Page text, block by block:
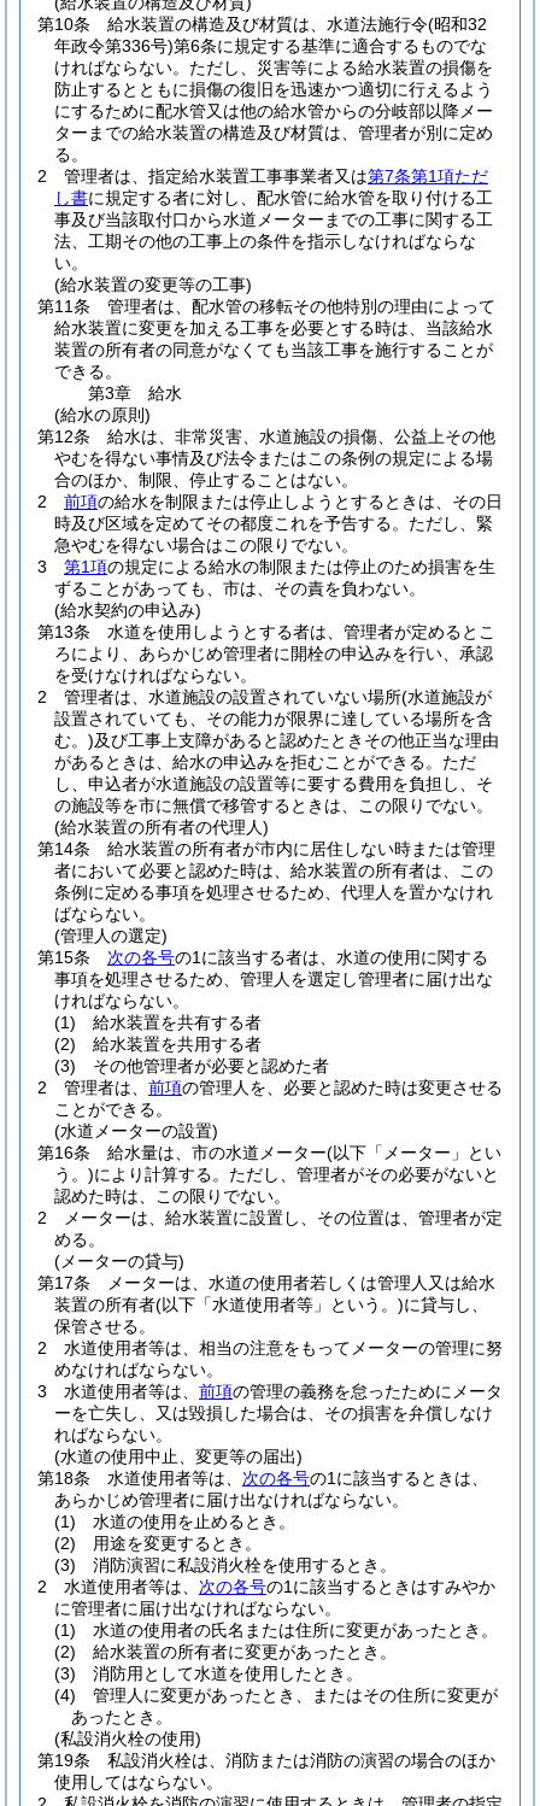
第10条
給水装置の構造及び材質は、水道法施行令(昭和32
年政令第336号)第6条に規定する基準に適合するものでな
ければならない。 ただし、災害等による給水装置の損傷を
防止するとともに損傷の復旧を迅速かつ適切に行えるよう
にするために配水管又は他の給水管からの分岐部以降メー
ターまでの給水装置の構造及び材質は、管理者が別に定め
る。
2
管理者は、指定給水装置工事事業者又は第7条第1項ただ
し書に規定する者に対し、配水管に給水管を取り付ける工
事及び当該取付口から水道メーターまでの工事に関する工
法、工期その他の工事上の条件を指示しなければならな
い。
(給水装置の変更等の工事)
第11条
管理者は、配水管の移転その他特別の理由によって
給水装置に変更を加える工事を必要とする時は、当該給水
装置の所有者の同意がなくても当該工事を施行することが
できる。
第3章
給水
(給水の原則)
第12条
給水は、非常災害、水道施設の損傷、公益上その他
やむを得ない事情及び法令またはこの条例の規定による場
合のほか、制限、停止することはない。
2
前項の給水を制限または停止しようとするときは、その日
時及び区域を定めてその都度これを予告する。 ただし、緊
急やむを得ない場合はこの限りでない。
3
第1項の規定による給水の制限または停止のため損害を生
ずることがあっても、市は、その責を負わない。
(給水契約の申込み)
第13条
水道を使用しようとする者は、管理者が定めるとこ
ろにより、あらかじめ管理者に開栓の申込みを行い、承認
を受けなければならない。
2
管理者は、水道施設の設置されていない場所(水道施設が
設置されていても、その能力が限界に達している場所を含
む。)及び工事上支障があると認めたときその他正当な理由
があるときは、給水の申込みを拒むことができる。 ただ
し、申込者が水道施設の設置等に要する費用を負担し、そ
の施設等を市に無償で移管するときは、この限りでない。
(給水装置の所有者の代理人)
第14条
給水装置の所有者が市内に居住しない時または管理
者において必要と認めた時は、給水装置の所有者は、この
条例に定める事項を処理させるため、代理人を置かなけれ
ばならない。
(管理人の選定)
第15条
次の各号の1に該当する者は、水道の使用に関する
事項を処理させるため、管理人を選定し管理者に届け出な
ければならない。
(1)
給水装置を共有する者
(2)
給水装置を共用する者
(3)
その他管理者が必要と認めた者
2
管理者は、 前項の管理人を、必要と認めた時は変更させる
ことができる。
(水道メーターの設置)
第16条
給水量は、市の水道メーター(以下「メーター」とい
う。)により計算する。 ただし、管理者がその必要がないと
認めた時は、この限りでない。
2
メーターは、給水装置に設置し、その位置は、管理者が定
める。
(メーターの貸与)
第17条
メーターは、水道の使用者若しくは管理人又は給水
装置の所有者(以下「水道使用者等」という。)に貸与し、
保管させる。
2
水道使用者等は、相当の注意をもってメーターの管理に努
めなければならない。
3
水道使用者等は、 前項の管理の義務を怠ったためにメータ
ーを亡失し、又は毀損した場合は、その損害を弁償しなけ
ればならない。
(水道の使用中止、変更等の届出)
第18条
水道使用者等は、 次の各号の1に該当するときは、
あらかじめ管理者に届け出なければならない。
(1)
水道の使用を止めるとき。
(2)
用途を変更するとき。
(3)
消防演習に私設消火栓を使用するとき。
2
水道使用者等は、 次の各号の1に該当するときはすみやか
に管理者に届け出なければならない。
(1)
水道の使用者の氏名または住所に変更があったとき。
(2)
給水装置の所有者に変更があったとき。
(3)
消防用として水道を使用したとき。
(4)
管理人に変更があったとき、またはその住所に変更が
あったとき。
(私設消火栓の使用)
第19条
私設消火栓は、消防または消防の演習の場合のほか
使用してはならない。